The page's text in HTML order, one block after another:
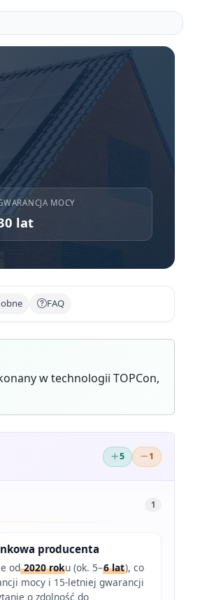
MOCY
lat
FAQ
w technologii TOPCon,
5 1
1
producenta
od2020 roku (ok. 5–6 lat), co
mocy i 15-letniej gwarancji
o zdolność do